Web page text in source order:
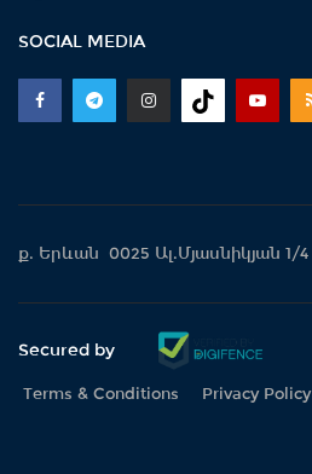
SOCIAL MEDIA
ք. Երևան 0025 Ալ.Մյասնիկյան 1/4
Secured by
Terms & Conditions Privacy Policy